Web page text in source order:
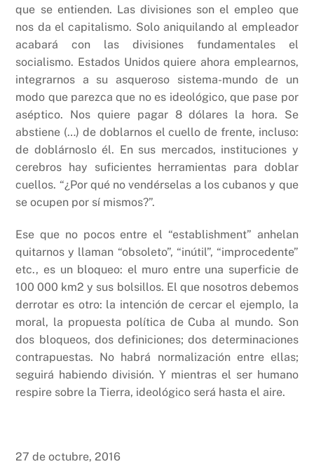
que se entienden. Las divisiones son el empleo que
nos da el capitalismo. Solo aniquilando al empleador
acabará con las divisiones fundamentales el
socialismo. Estados Unidos quiere ahora emplearnos,
integrarnos a su asqueroso sistema-mundo de un
modo que parezca que no es ideológico, que pase por
aséptico. Nos quiere pagar 8 dólares la hora. Se
abstiene (…) de doblarnos el cuello de frente, incluso:
de doblárnoslo él. En sus mercados, instituciones y
cerebros hay suficientes herramientas para doblar
cuellos. “¿Por qué no vendérselas a los cubanos y que
se ocupen por sí mismos?”.
Ese que no pocos entre el “establishment” anhelan
quitarnos y llaman “obsoleto”, “inútil”, “improcedente”
etc., es un bloqueo: el muro entre una superficie de
100 000 km2 y sus bolsillos. El que nosotros debemos
derrotar es otro: la intención de cercar el ejemplo, la
moral, la propuesta política de Cuba al mundo. Son
dos bloqueos, dos definiciones; dos determinaciones
contrapuestas. No habrá normalización entre ellas;
seguirá habiendo división. Y mientras el ser humano
respire sobre la Tierra, ideológico será hasta el aire.
27 de octubre, 2016